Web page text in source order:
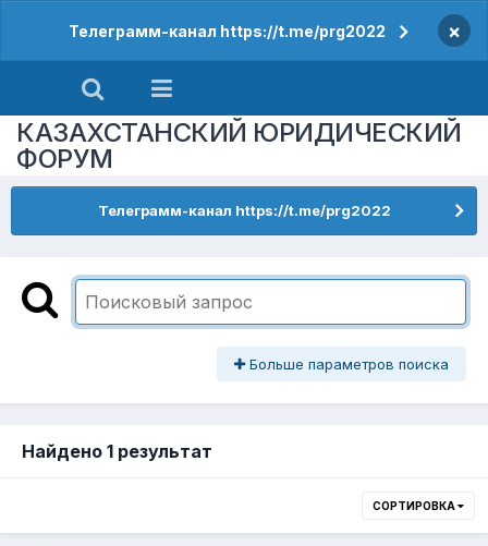
Телеграмм-канал https://t.me/prg2022 ×
КАЗАХСТАНСКИЙ ЮРИДИЧЕСКИЙ
ФОРУМ
Телеграмм-канал https://t.me/prg2022
Больше параметров поиска
Найдено 1 результат
СОРТИРОВКА